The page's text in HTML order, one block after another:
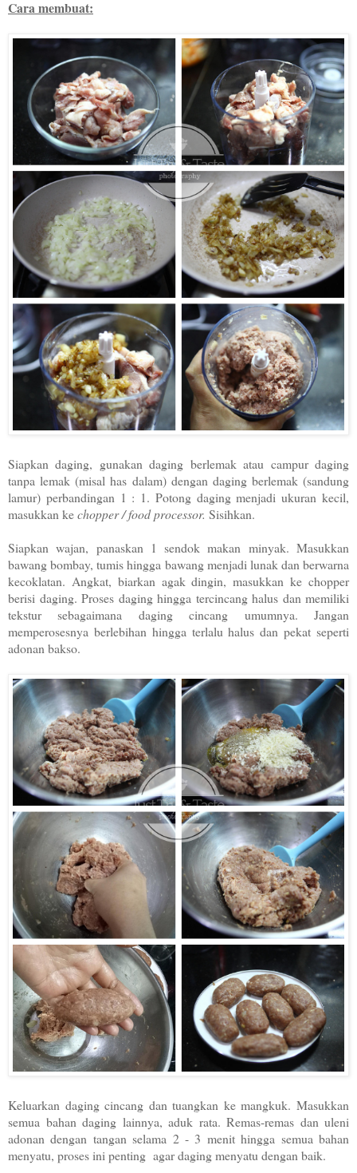
Cara membuat:
Siapkan daging, gunakan daging berlemak atau campur daging
tanpa lemak (misal has dalam) dengan daging berlemak (sandung
lamur) perbandingan 1 : 1. Potong daging menjadi ukuran kecil,
masukkan kechopper / food processor. Sisihkan.
Siapkan wajan, panaskan 1 sendok makan minyak. Masukkan
bawang bombay, tumis hingga bawang menjadi lunak dan berwarna
kecoklatan. Angkat, biarkan agak dingin, masukkan ke chopper
berisi daging. Proses daging hingga tercincang halus dan memiliki
tekstur sebagaimana daging cincang umumnya. Jangan
memperosesnya berlebihan hingga terlalu halus dan pekat seperti
adonan bakso.
Keluarkan daging cincang dan tuangkan ke mangkuk. Masukkan
semua bahan daging lainnya, aduk rata. Remas-remas dan uleni
adonan dengan tangan selama 2 - 3 menit hingga semua bahan
menyatu, proses ini penting agar daging menyatu dengan baik.